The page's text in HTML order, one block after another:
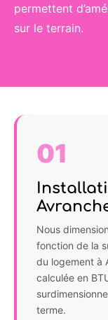
permettent
sur le terrain.
01
Nous
fonction de la
du logement à
calculée en
terme.